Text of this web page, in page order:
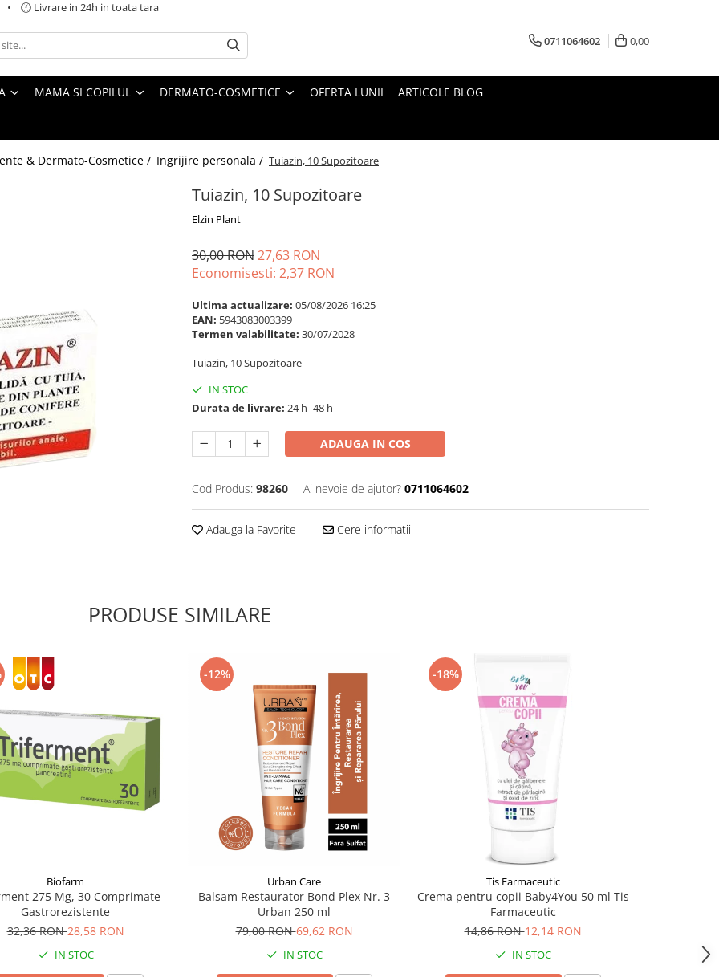
• 🕐 Livrare in 24h in toata tara
0711064602 0,00
MAMA SI COPILUL DERMATO-COSMETICE OFERTA LUNII ARTICOLE BLOG
& Dermato-Cosmetice / Ingrijire personala / Tuiazin, 10 Supozitoare
Tuiazin, 10 Supozitoare
Elzin Plant
30,00 RON27,63 RON
Economisesti: 2,37 RON
Ultima actualizare: 05/08/2026 16:25
EAN: 5943083003399
Termen valabilitate: 30/07/2028
Tuiazin, 10 Supozitoare
IN STOC
Durata de livrare: 24 h -48 h
ADAUGA IN COS
Cod Produs: 98260 Ai nevoie de ajutor? 0711064602
Adauga la Favorite Cere informatii
PRODUSE SIMILARE
Biofarm
275 Mg, 30 Comprimate
Gastrorezistente
32,36 RON28,58 RON
IN STOC
-12%
Urban Care
Balsam Restaurator Bond Plex Nr. 3
Urban 250 ml
79,00 RON69,62 RON
IN STOC
-18%
Tis Farmaceutic
Crema pentru copii Baby4You 50 ml Tis
Farmaceutic
14,86 RON12,14 RON
IN STOC